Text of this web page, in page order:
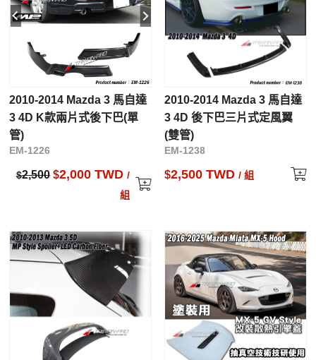
2010-2014 Mazda 3 馬自達
3 4D K款兩片式後下巴(單
管)
EM-1226
$2,500 $2,000 TWD /
組
2010-2014 Mazda 3 馬自達
3 4D 後下巴三片式定風翼
(雙管)
EM-1238
$2,500 TWD/ 組